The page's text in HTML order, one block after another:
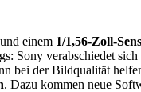
und einem 1/1,56-Zoll-
Sony verabschiedet
bei der Bildqualität
. Dazu kommen neue